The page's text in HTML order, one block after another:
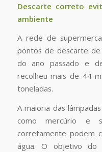
Descarte correto
ambiente
A rede de
pontos de descarte
do ano passado e
recolheu mais de 44
toneladas.
A maioria das
como mercúrio e
corretamente podem
água. O objetivo